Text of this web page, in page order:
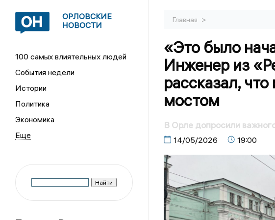
ОРЛОВСКИЕ
НОВОСТИ
100 самых влиятельных людей
События недели
Истории
Политика
Экономика
Главная >
«Это было
Инженер из
рассказал,
мостом
В Орле допросили
14/05/2026 19:00